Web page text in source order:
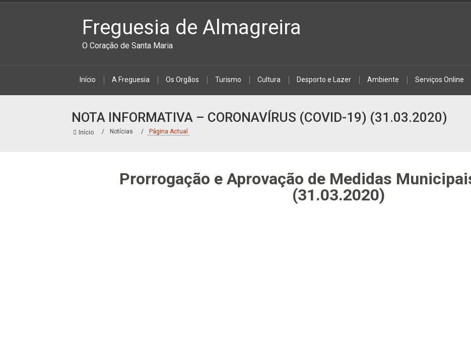
Freguesia de Almagreira
O Coração de Santa Maria
Início A Freguesia Os Orgãos Turismo Cultura Desporto e Lazer Ambiente Serviços Online
NOTA INFORMATIVA – CORONAVÍRUS (COVID-19) (31.03.2020)
Início Notícias Página Actual
Prorrogação e Aprovação de Medidas
(31.03.2020)